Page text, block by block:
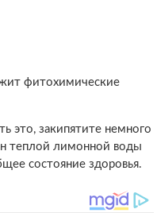
фитохимические
это, закипятите немного
теплой лимонной воды
состояние здоровья.